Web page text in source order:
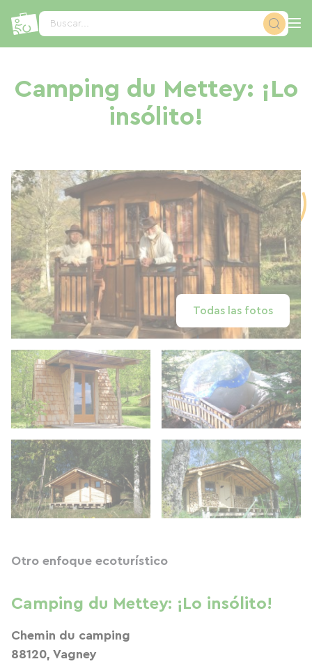
Buscar...
Camping du Mettey: ¡Lo
insólito!
Todas las fotos
Otro enfoque ecoturístico
Camping du Mettey: ¡Lo insólito!
Chemin du camping
88120, Vagney
Panel de gestión de cookies